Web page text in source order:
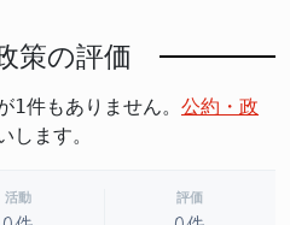
策の評価
1件もありません。 公約・政
します。
活動 評価